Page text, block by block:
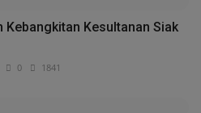
Kesultanan Siak
0 1841